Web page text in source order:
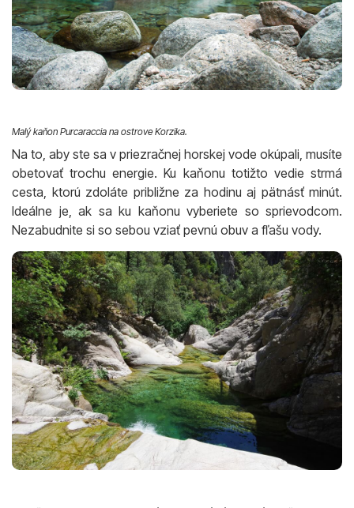
Malý kaňon Purcaraccia na ostrove Korzika.
Na to, aby ste sa v priezračnej horskej vode okúpali, musíte
obetovať trochu energie. Ku kaňonu totižto vedie strmá
cesta, ktorú zdoláte približne za hodinu aj pätnásť minút.
Ideálne je, ak sa ku kaňonu vyberiete so sprievodcom.
Nezabudnite si so sebou vziať pevnú obuv a fľašu vody.